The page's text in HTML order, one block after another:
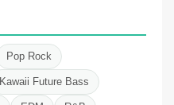
Pop Rock
Kawaii Future Bass